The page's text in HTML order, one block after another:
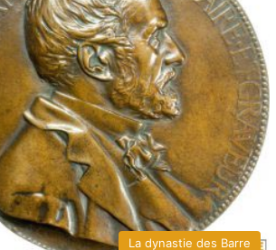
La dynastie des Barre